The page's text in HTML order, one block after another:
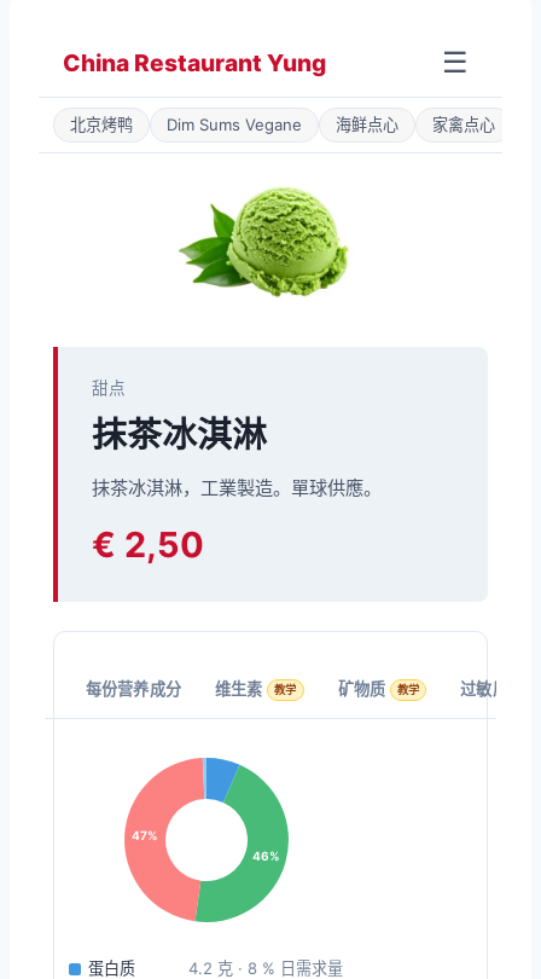
springen
China Restaurant Yung ☰
北京烤鸭 Dim Sums Vegane 海鲜点心 家禽点心
甜点
抹茶冰淇淋
抹茶冰淇淋，工業製造。單球供應。
€ 2,50
每份营养成分 维生素 教学 矿物质 教学 过敏原
46%
47%
蛋白质 4.2 克 · 8 % 日需求量